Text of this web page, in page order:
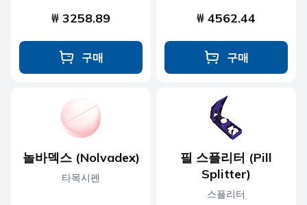
₩ 3258.89
구매
₩ 4562.44
구매
놀바덱스 (Nolvadex)
타목시펜
필 스플리터 (Pill
Splitter)
스플리터